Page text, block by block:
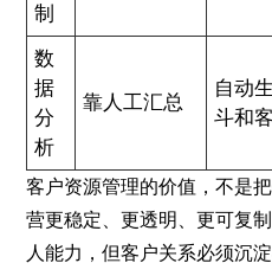
制
数
据
分
析
靠人工汇总
自动
斗和
客户资源管理的价值，不是
营更稳定、更透明、更可复
人能力，但客户关系必须沉